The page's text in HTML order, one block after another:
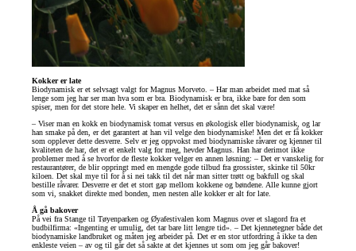
Kokker er late
Biodynamisk er et selvsagt valgt for Magnus Morveto. – Har man arbeidet med mat så
lenge som jeg har ser man hva som er bra. Biodynamisk er bra, ikke bare for den som
spiser, men for det store hele. Vi skaper en helhet, det er sånn det skal være!
– Viser man en kokk en biodynamisk tomat versus en økologisk eller biodynamisk, og lar
han smake på den, er det garantert at han vil velge den biodynamiske! Men det er få kokker
som opplever dette desverre. Selv er jeg oppvokst med biodynamiske råvarer og kjenner til
kvaliteten de har, det er et enkelt valg for meg, hevder Magnus. Han har derimot ikke
problemer med å se hvorfor de fleste kokker velger en annen løsning: – Det er vanskelig for
restaurantører, de blir oppringt med en mengde gode tilbud fra grossister, skinke til 50kr
kiloen. Det skal mye til for å si nei takk til det når man sitter trøtt og bakfull og skal
bestille råvarer. Desverre er det et stort gap mellom kokkene og bøndene. Alle kunne gjort
som vi, snakket direkte med bonden, men nesten alle kokker er alt for late.
Å gå bakover
På vei fra Stange til Tøyenparken og Øyafestivalen kom Magnus over et slagord fra et
budbilfirma: «Ingenting er umulig, det tar bare litt lengre tid». – Det kjennetegner både det
biodynamiske landbruket og måten jeg arbeider på. Det er en stor utfordring å ikke ta den
enkleste veien – av og til går det så sakte at det kjennes ut som om jeg går bakover!